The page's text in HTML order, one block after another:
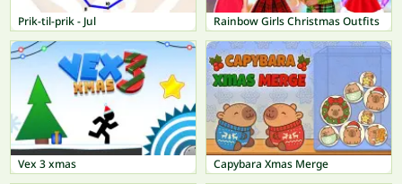
Prik-til-prik - Jul Rainbow Girls Christmas Outfits
Vex 3 xmas Capybara Xmas Merge